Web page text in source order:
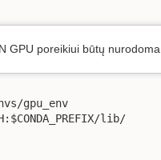
GPU poreikiui būtų nurodoma
gpu_env
lib/